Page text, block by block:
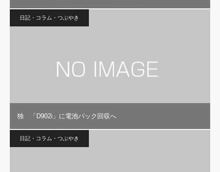
日記・コラム・つぶやき
独 「D902i」に電池パック回収へ
日記・コラム・つぶやき